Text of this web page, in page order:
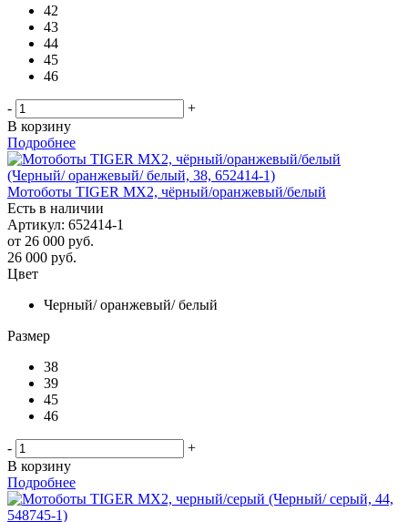
42
43
44
45
46
-
+
В корзину
Подробнее
Мотоботы TIGER MX2, чёрный/оранжевый/белый
Есть в наличии
Артикул: 652414-1
от 26 000 руб.
26 000 руб.
Цвет
Черный/ оранжевый/ белый
Размер
38
39
45
46
-
+
В корзину
Подробнее